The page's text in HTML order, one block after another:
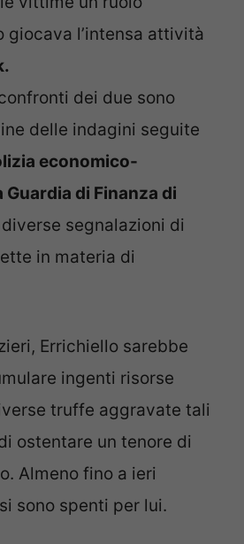
l’intensa attività
dei due sono
delle indagini seguite
economico-
di Finanza di
segnalazioni di
in materia di
Errichiello sarebbe
ingenti risorse
truffe aggravate tali
ostentare un tenore di
Almeno fino a ieri
sono spenti per lui.